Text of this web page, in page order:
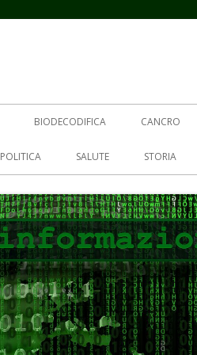
BIODECODIFICA CANCRO
POLITICA SALUTE STORIA